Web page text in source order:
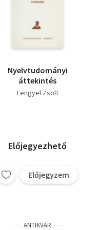
Nyelvtudományi
áttekintés
Lengyel Zsolt
Előjegyezhető
Előjegyzem
ANTIKVÁR